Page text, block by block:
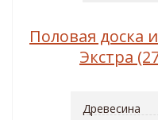
Половая доска
Экстра
Древесина